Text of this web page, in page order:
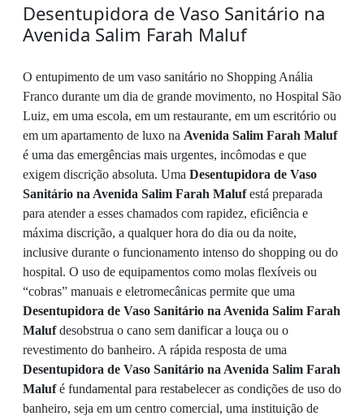
Desentupidora de Vaso Sanitário na
Avenida Salim Farah Maluf
O entupimento de um vaso sanitário no Shopping Anália
Franco durante um dia de grande movimento, no Hospital São
Luiz, em uma escola, em um restaurante, em um escritório ou
em um apartamento de luxo na Avenida Salim Farah Maluf
é uma das emergências mais urgentes, incômodas e que
exigem discrição absoluta. Uma Desentupidora de Vaso
Sanitário na Avenida Salim Farah Malufestá preparada
para atender a esses chamados com rapidez, eficiência e
máxima discrição, a qualquer hora do dia ou da noite,
inclusive durante o funcionamento intenso do shopping ou do
hospital. O uso de equipamentos como molas flexíveis ou
“cobras” manuais e eletromecânicas permite que uma
Desentupidora de Vaso Sanitário na Avenida Salim Farah
Malufdesobstrua o cano sem danificar a louça ou o
revestimento do banheiro. A rápida resposta de uma
Desentupidora de Vaso Sanitário na Avenida Salim Farah
Malufé fundamental para restabelecer as condições de uso do
banheiro, seja em um centro comercial, uma instituição de